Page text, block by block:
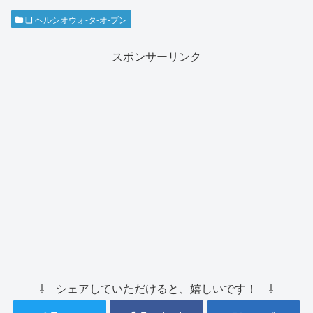
❏ ヘルシオウォ-タ-オ-ブン
スポンサーリンク
⇩ シェアしていただけると、嬉しいです！ ⇩